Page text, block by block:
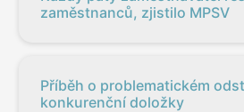
zaměstnanců, zjistilo MPSV
Příběh o problematickém
konkurenční doložky